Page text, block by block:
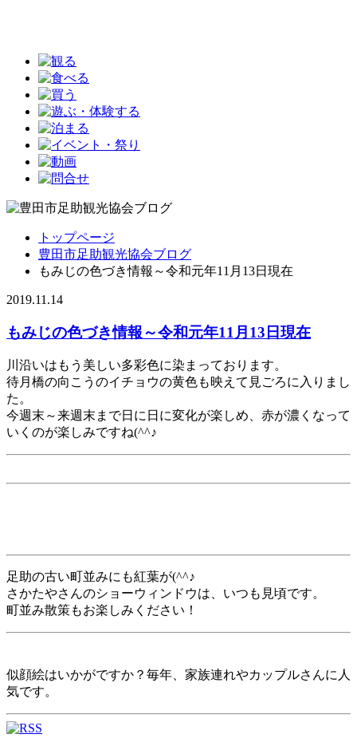
トップページ
豊田市足助観光協会ブログ
もみじの色づき情報～令和元年11月13日現在
2019.11.14
もみじの色づき情報～令和元年11月13日現在
川沿いはもう美しい多彩色に染まっております。
待月橋の向こうのイチョウの黄色も映えて見ごろに入りまし
た。
今週末～来週末まで日に日に変化が楽しめ、赤が濃くなって
いくのが楽しみですね(^^♪
足助の古い町並みにも紅葉が(^^♪
さかたやさんのショーウィンドウは、いつも見頃です。
町並み散策もお楽しみください！
似顔絵はいかがですか？毎年、家族連れやカップルさんに人
気です。